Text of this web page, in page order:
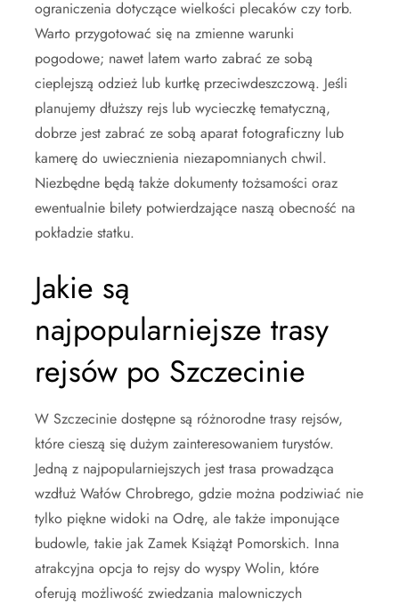
ograniczenia dotyczące wielkości plecaków czy torb.
Warto przygotować się na zmienne warunki
pogodowe; nawet latem warto zabrać ze sobą
cieplejszą odzież lub kurtkę przeciwdeszczową. Jeśli
planujemy dłuższy rejs lub wycieczkę tematyczną,
dobrze jest zabrać ze sobą aparat fotograficzny lub
kamerę do uwiecznienia niezapomnianych chwil.
Niezbędne będą także dokumenty tożsamości oraz
ewentualnie bilety potwierdzające naszą obecność na
pokładzie statku.
Jakie są
najpopularniejsze trasy
rejsów po Szczecinie
W Szczecinie dostępne są różnorodne trasy rejsów,
które cieszą się dużym zainteresowaniem turystów.
Jedną z najpopularniejszych jest trasa prowadząca
wzdłuż Wałów Chrobrego, gdzie można podziwiać nie
tylko piękne widoki na Odrę, ale także imponujące
budowle, takie jak Zamek Książąt Pomorskich. Inna
atrakcyjna opcja to rejsy do wyspy Wolin, które
oferują możliwość zwiedzania malowniczych